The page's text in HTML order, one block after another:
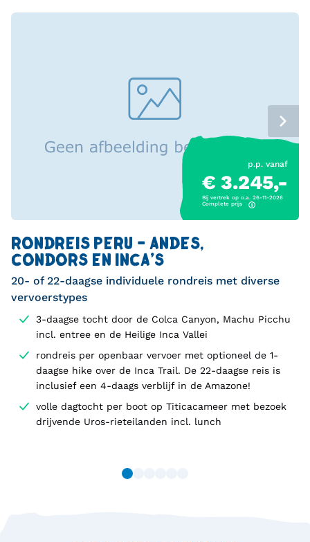
Bij vertrek op o.a. 26-11-2026
Complete prijs
p.p. vanaf
€ 3.245,-
RONDREIS PERU - ANDES,
CONDORS EN INCA'S
20- of 22-daagse individuele rondreis met diverse
vervoerstypes
3-daagse tocht door de Colca Canyon, Machu Picchu
incl. entree en de Heilige Inca Vallei
rondreis per openbaar vervoer met optioneel de 1-
daagse hike over de Inca Trail. De 22-daagse reis is
inclusief een 4-daags verblijf in de Amazone!
volle dagtocht per boot op Titicacameer met bezoek
drijvende Uros-rieteilanden incl. lunch